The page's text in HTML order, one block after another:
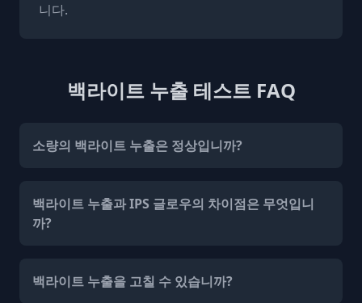
니다.
백라이트 누출 테스트 FAQ
소량의 백라이트 누출은 정상입니까?
백라이트 누출과 IPS 글로우의 차이점은 무엇입니
까?
백라이트 누출을 고칠 수 있습니까?